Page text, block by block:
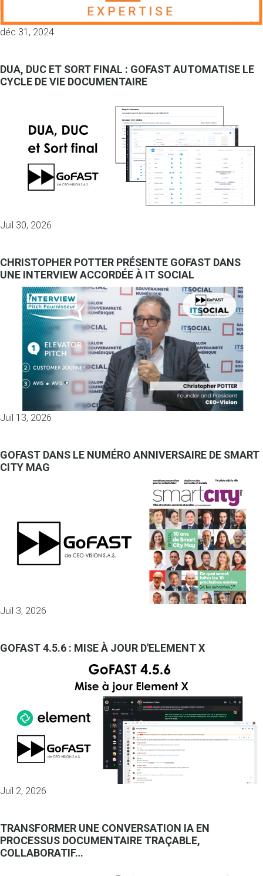
déc 31, 2024
DUA, DUC ET SORT FINAL : GOFAST AUTOMATISE LE
CYCLE DE VIE DOCUMENTAIRE
Juil 30, 2026
CHRISTOPHER POTTER PRÉSENTE GOFAST DANS
UNE INTERVIEW ACCORDÉE À IT SOCIAL
Juil 13, 2026
GOFAST DANS LE NUMÉRO ANNIVERSAIRE DE SMART
CITY MAG
Juil 3, 2026
GOFAST 4.5.6 : MISE À JOUR D'ELEMENT X
Juil 2, 2026
TRANSFORMER UNE CONVERSATION IA EN
PROCESSUS DOCUMENTAIRE TRAÇABLE,
COLLABORATIF…